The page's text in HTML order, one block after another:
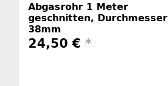
Abgasrohr 1 Meter
geschnitten, Durchmesser
38mm
24,50 € *